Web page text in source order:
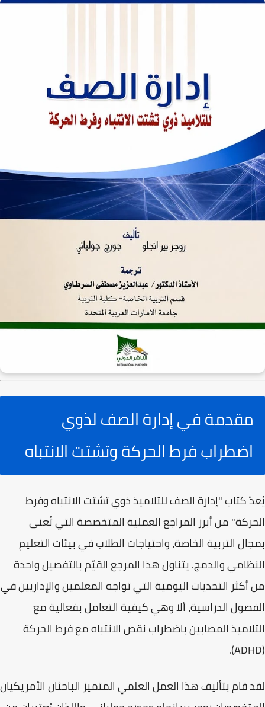
مقدمة في إدارة الصف لذوي
اضطراب فرط الحركة وتشتت الانتباه
يُعدّ كتاب"إدارة الصف للتلاميذ ذوي تشتت الانتباه وفرط
الحركة"من أبرز المراجع العملية المتخصصة التي تُعنى
بمجال التربية الخاصة، واحتياجات الطلاب في بيئات التعليم
النظامي والدمج. يتناول هذا المرجع القيّم بالتفصيل واحدة
من أكثر التحديات اليومية التي تواجه المعلمين والإداريين في
الفصول الدراسية، ألا وهي كيفية التعامل بفعالية مع
التلاميذ المصابين باضطراب نقص الانتباه مع فرط الحركة
(ADHD)
.
لقد قام بتأليف هذا العمل العلمي المتميز الباحثان الأمريكيان